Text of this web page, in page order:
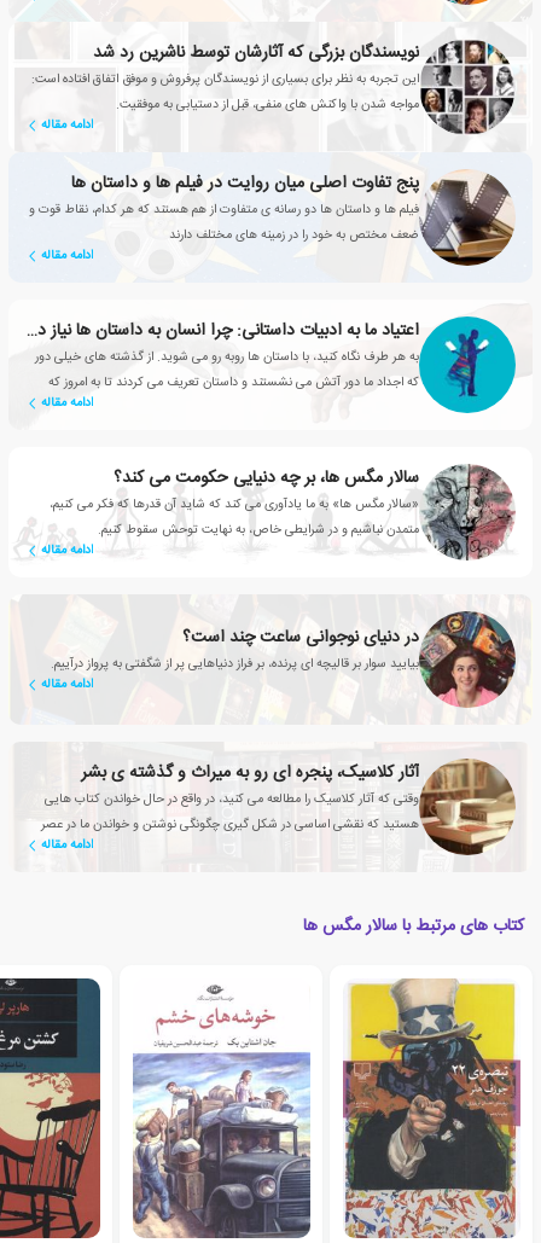
نویسندگان بزرگی که آثارشان توسط ناشرین رد شد
این تجربه به نظر برای بسیاری از نویسندگان پرفروش و موفق اتفاق افتاده است:
مواجه شدن با واکنش های منفی، قبل از دستیابی به موفقیت.
ادامه مقاله
پنج تفاوت اصلی میان روایت در فیلم ها و داستان ها
فیلم ها و داستان ها دو رسانه ی متفاوت از هم هستند که هر کدام، نقاط قوت و
ضعف مختص به خود را در زمینه های مختلف دارند
ادامه مقاله
اعتیاد ما به ادبیات داستانی: چرا انسان به داستان ها نیاز دارد؟
به هر طرف نگاه کنید، با داستان ها روبه رو می شوید. از گذشته های خیلی دور
که اجداد ما دور آتش می نشستند و داستان تعریف می کردند تا به امروز که
ادامه مقاله
سالار مگس ها، بر چه دنیایی حکومت می کند؟
«سالار مگس ها» به ما یادآوری می کند که شاید آن قدرها که فکر می کنیم،
متمدن نباشیم و در شرایطی خاص، به نهایت توحش سقوط کنیم.
ادامه مقاله
در دنیای نوجوانی ساعت چند است؟
بیایید سوار بر قالیچه ای پرنده، بر فراز دنیاهایی پر از شگفتی به پرواز درآییم.
ادامه مقاله
آثار کلاسیک، پنجره ای رو به میراث و گذشته ی بشر
وقتی که آثار کلاسیک را مطالعه می کنید، در واقع در حال خواندن کتاب هایی
هستید که نقشی اساسی در شکل گیری چگونگی نوشتن و خواندن ما در عصر
ادامه مقاله
کتاب های مرتبط با سالار مگس ها